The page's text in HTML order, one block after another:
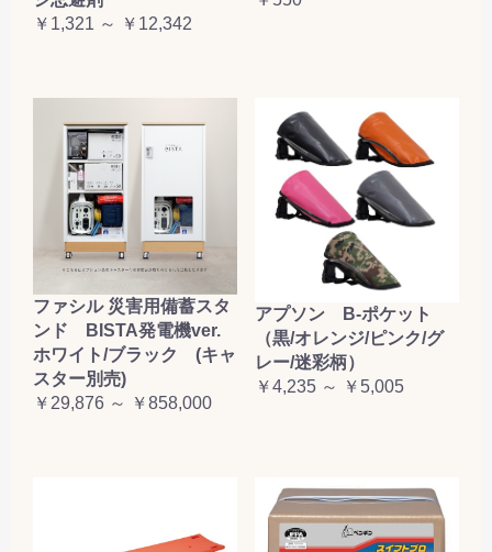
お買い物を続ける
￥1,321 ～ ￥12,342
ファシル 災害用備蓄スタ
ンド BISTA発電機ver.
ホワイト/ブラック (キャ
スター別売)
￥29,876 ～ ￥858,000
アプソン B-ポケット
（黒/オレンジ/ピンク/グ
レー/迷彩柄）
￥4,235 ～ ￥5,005